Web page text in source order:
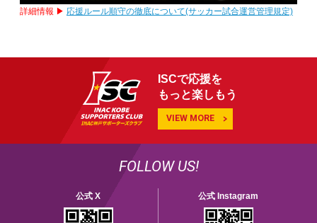
詳細情報 ▶ 応援ルール順守の徹底について(サッカー試合運営管理規定)
ISCで応援を
もっと楽しもう
VIEW MORE
FOLLOW US!
公式 X 公式 Instagram